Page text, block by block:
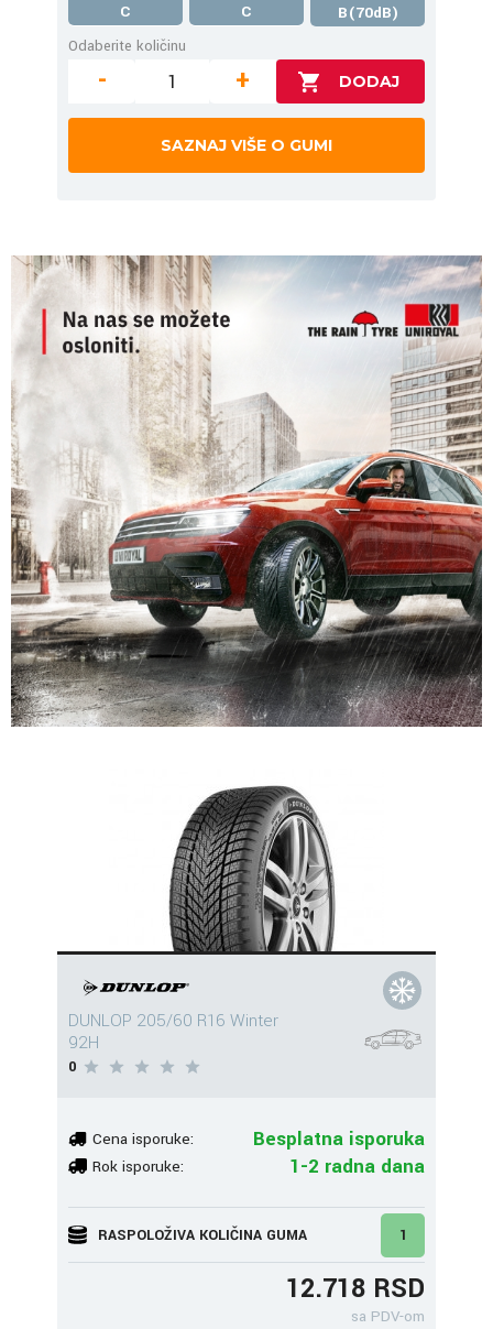
C C
B(70dB)
Odaberite količinu
- +
SAZNAJ VIŠE O GUMI
DUNLOP 205/60 R16 Winter
92H
0
Cena isporuke: Besplatna isporuka
Rok isporuke: 1-2 radna dana
RASPOLOŽIVA KOLIČINA GUMA 1
12.718 RSD
sa PDV-om